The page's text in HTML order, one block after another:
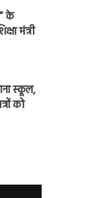
के
मंत्री
स्कूल,
को